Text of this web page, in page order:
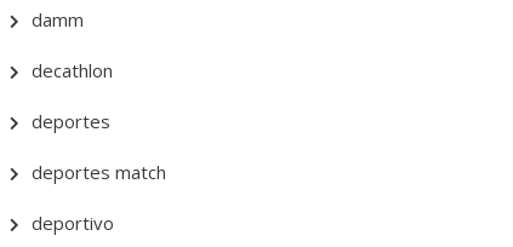
damm
decathlon
deportes
deportes match
deportivo